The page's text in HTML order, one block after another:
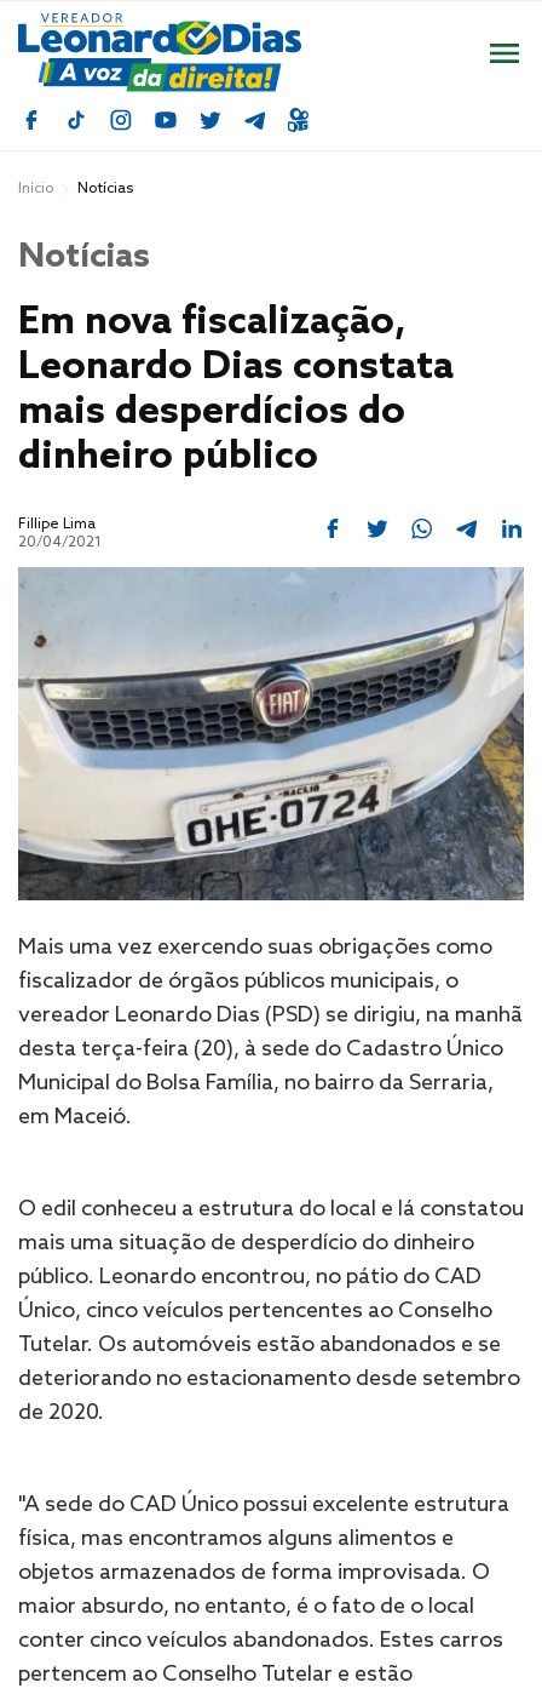
Início Notícias
Notícias
Em nova fiscalização,
Leonardo Dias constata
mais desperdícios do
dinheiro público
Fillipe Lima
20/04/2021
Mais uma vez exercendo suas obrigações como
fiscalizador de órgãos públicos municipais, o
vereador Leonardo Dias (PSD) se dirigiu, na manhã
desta terça-feira (20), à sede do Cadastro Único
Municipal do Bolsa Família, no bairro da Serraria,
em Maceió.
O edil conheceu a estrutura do local e lá constatou
mais uma situação de desperdício do dinheiro
público. Leonardo encontrou, no pátio do CAD
Único, cinco veículos pertencentes ao Conselho
Tutelar. Os automóveis estão abandonados e se
deteriorando no estacionamento desde setembro
de 2020.
"A sede do CAD Único possui excelente estrutura
física, mas encontramos alguns alimentos e
objetos armazenados de forma improvisada. O
maior absurdo, no entanto, é o fato de o local
conter cinco veículos abandonados. Estes carros
pertencem ao Conselho Tutelar e estão